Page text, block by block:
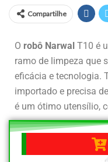
Compartilhe
O robô Narwal T10 é
ramo de limpeza que
eficácia e tecnologia.
importado e precisa
é um ótimo utensílio,